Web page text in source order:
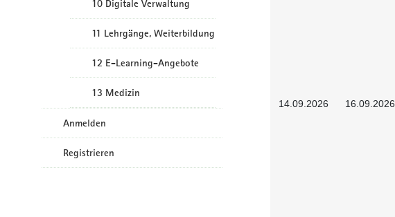
10 Digitale Verwaltung
11 Lehrgänge, Weiterbildung
12 E-Learning-Angebote
13 Medizin
Anmelden
Registrieren
14.09.2026 16.09.2026